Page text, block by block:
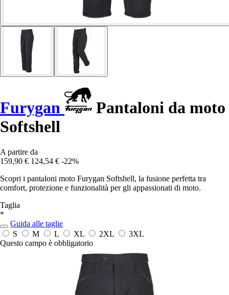
Furygan
Pantaloni da moto
Softshell
A partire da
159,90 € 124,54 € -22%
Scopri i pantaloni moto Furygan Softshell, la fusione perfetta tra
comfort, protezione e funzionalità per gli appassionati di moto.
Taglia
*
Guida alle taglie
S
M L XL 2XL
3XL
Questo campo è obbligatorio